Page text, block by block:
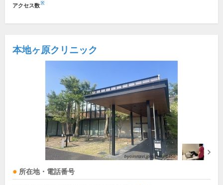
アクセス数※
本地ヶ原クリニック
所在地・電話番号